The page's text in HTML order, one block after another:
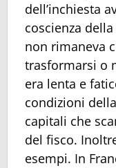
dell’inchiesta
coscienza
non rimaneva
trasformarsi o
era lenta e
condizioni
capitali che
del fisco.
esempi. In